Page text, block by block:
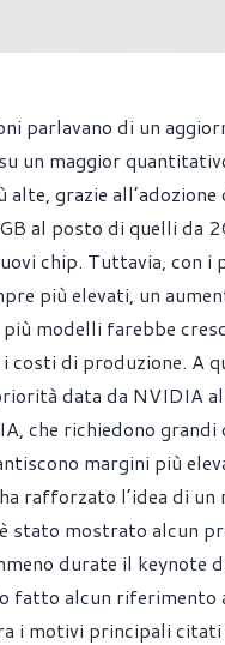
parlavano di un
un maggior
alte, grazie
al posto di quelli da
chip. Tuttavia, con i
più elevati, un
modelli farebbe
costi di produzione. A
data da NVIDIA
che richiedono
margini più
rafforzato l’idea di un
è stato mostrato alcun
durate il keynote
fatto alcun riferimento
i motivi principali